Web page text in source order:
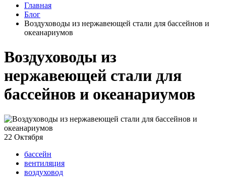
Главная
Блог
Воздуховоды из нержавеющей стали для бассейнов и
океанариумов
Воздуховоды из
нержавеющей стали для
бассейнов и океанариумов
22 Октября
бассейн
вентиляция
воздуховод